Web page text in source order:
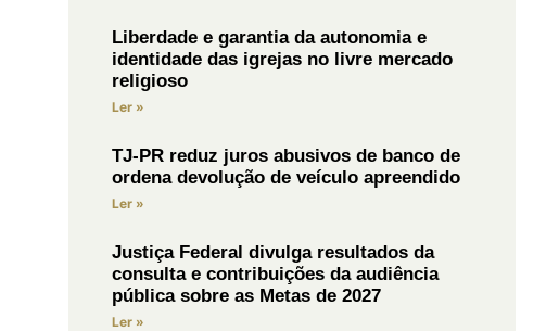
Liberdade e garantia da autonomia e
identidade das igrejas no livre mercado
religioso
Ler »
TJ-PR reduz juros abusivos de banco de
ordena devolução de veículo apreendido
Ler »
Justiça Federal divulga resultados da
consulta e contribuições da audiência
pública sobre as Metas de 2027
Ler »